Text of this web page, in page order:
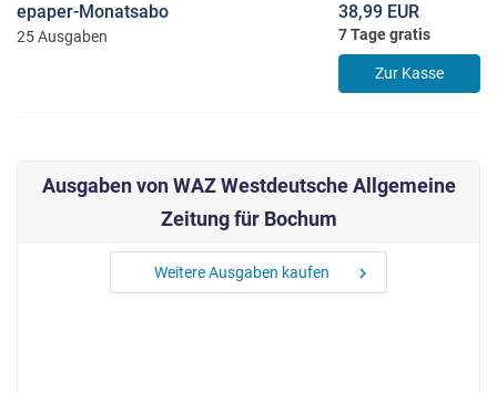
epaper-Monatsabo
25 Ausgaben
38,99 EUR
7 Tage gratis
Zur Kasse
Ausgaben von WAZ Westdeutsche Allgemeine
Zeitung für Bochum
Weitere Ausgaben kaufen chevron_right